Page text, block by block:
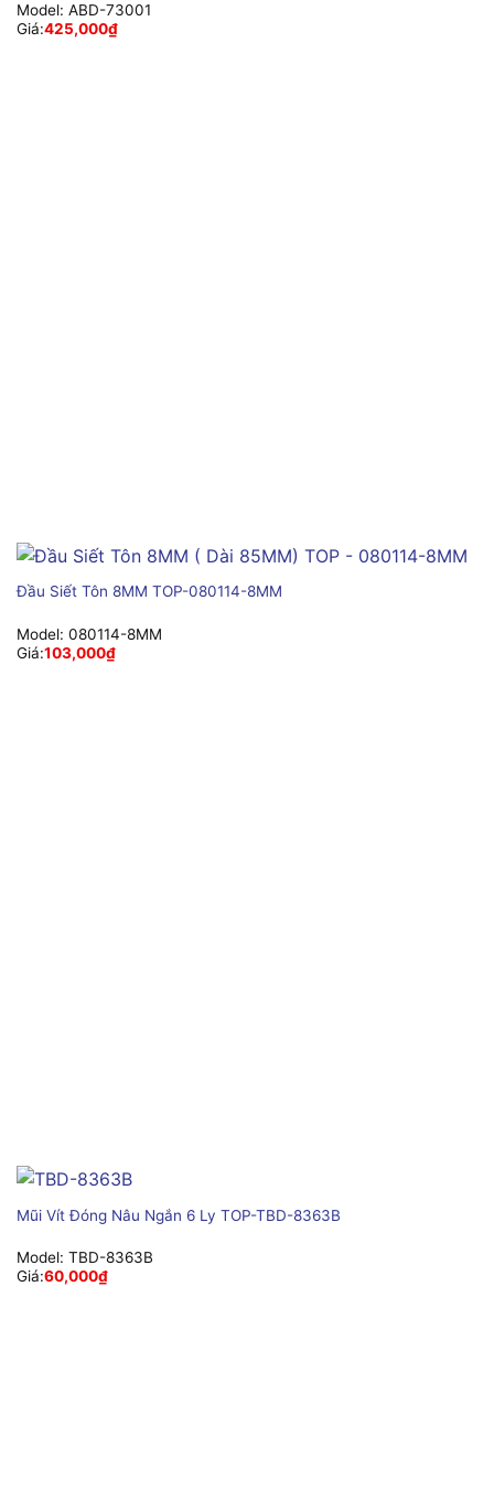
Model: ABD-73001
Giá:425,000₫
Đầu Siết Tôn 8MM TOP-080114-8MM
Model: 080114-8MM
Giá:103,000₫
Mũi Vít Đóng Nâu Ngắn 6 Ly TOP-TBD-8363B
Model: TBD-8363B
Giá:60,000₫